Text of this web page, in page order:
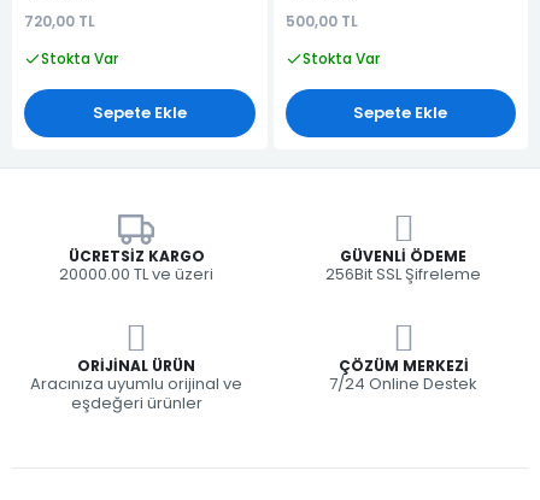
720,00 TL
Stokta Var
Sepete Ekle
500,00 TL
Stokta Var
Sepete Ekle
ÜCRETSIZ KARGO
20000.00 TL ve üzeri
GÜVENLI ÖDEME
256Bit SSL Şifreleme
ORIJINAL ÜRÜN
Aracınıza uyumlu orijinal ve
eşdeğeri ürünler
ÇÖZÜM MERKEZI
7/24 Online Destek